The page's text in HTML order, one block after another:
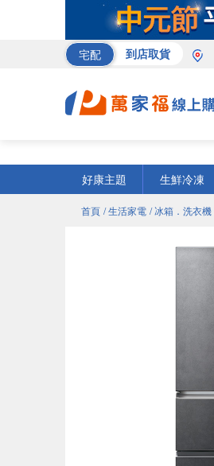
宅配 到店取貨
好康主題
生鮮冷凍
首頁 / 生活家電 / 冰箱．洗衣機